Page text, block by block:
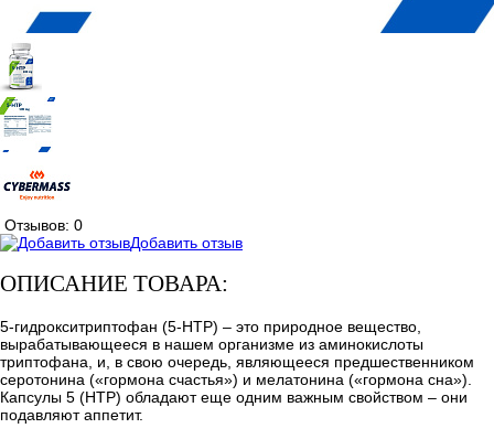
Отзывов: 0
Добавить отзыв
ОПИСАНИЕ ТОВАРА:
5-гидрокситриптофан (5-HTP) – это природное вещество,
вырабатывающееся в нашем организме из аминокислоты
триптофана, и, в свою очередь, являющееся предшественником
серотонина («гормона счастья») и мелатонина («гормона сна»).
Капсулы 5 (HTP) обладают еще одним важным свойством – они
подавляют аппетит.